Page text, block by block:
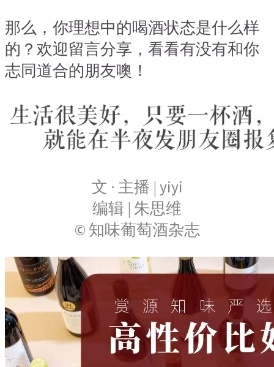
那么，你理想中的喝酒状态是什么样
的？欢迎留言分享，看看有没有和你
志同道合的朋友噢！
文 · 主播 | yiyi
编辑 | 朱思维
© 知味葡萄酒杂志